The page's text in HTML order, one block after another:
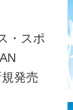
・スポ
発売